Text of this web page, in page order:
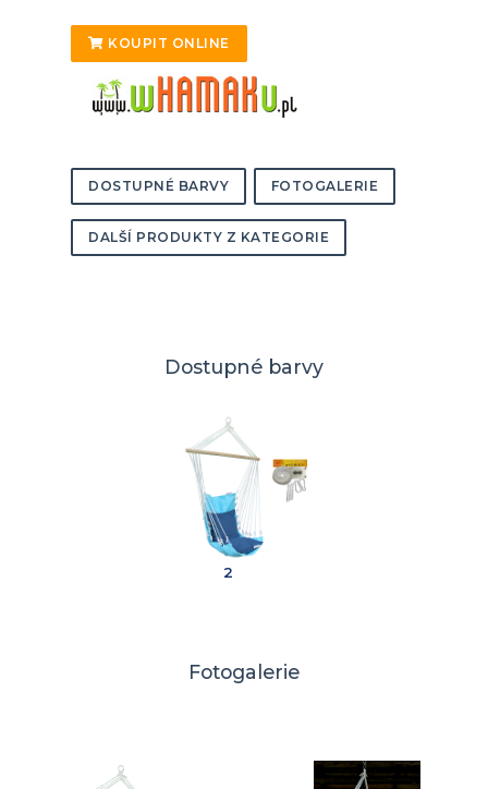
KOUPIT ONLINE
DOSTUPNÉ BARVY FOTOGALERIE
DALŠÍ PRODUKTY Z KATEGORIE
Dostupné barvy
2
Fotogalerie